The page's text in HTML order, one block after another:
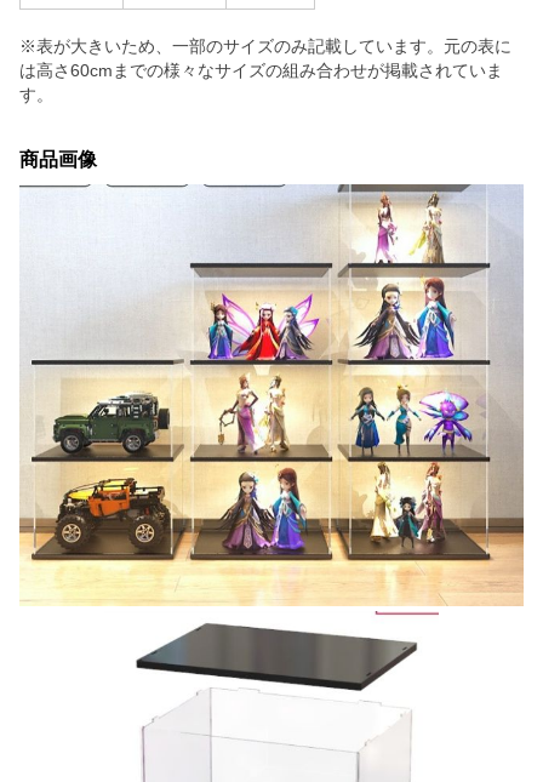
※表が大きいため、一部のサイズのみ記載しています。元の表に
は高さ60cmまでの様々なサイズの組み合わせが掲載されていま
す。
商品画像